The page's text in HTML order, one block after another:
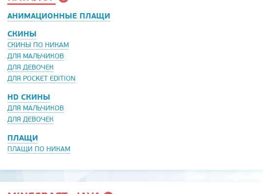
АНИМАЦИОННЫЕ ПЛАЩИ
СКИНЫ
СКИНЫ ПО НИКАМ
ДЛЯ МАЛЬЧИКОВ
ДЛЯ ДЕВОЧЕК
ДЛЯ POCKET EDITION
HD СКИНЫ
ДЛЯ МАЛЬЧИКОВ
ДЛЯ ДЕВОЧЕК
ПЛАЩИ
ПЛАЩИ ПО НИКАМ